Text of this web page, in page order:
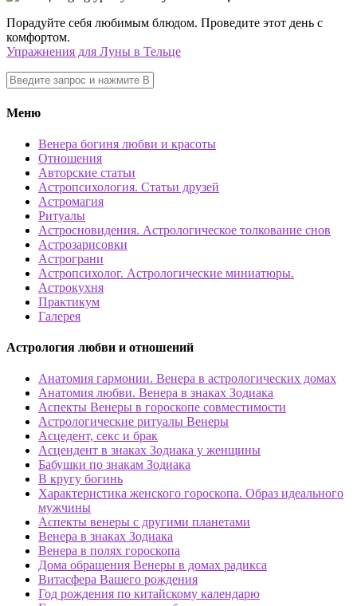
Порадуйте себя любимым блюдом. Проведите этот день с
комфортом.
Упражнения для Луны в Тельце
Меню
Венера богиня любви и красоты
Отношения
Авторские статьи
Астропсихология. Статьи друзей
Астромагия
Ритуалы
Астросновидения. Астрологическое толкование снов
Астрозарисовки
Астрограни
Астропсихолог. Астрологические миниатюры.
Астрокухня
Практикум
Галерея
Астрология любви и отношений
Анатомия гармонии. Венера в астрологических домах
Анатомия любви. Венера в знаках Зодиака
Аспекты Венеры в гороскопе совместимости
Астрологические ритуалы Венеры
Асцедент, секс и брак
Асцендент в знаках Зодиака у женщины
Бабушки по знакам Зодиака
В кругу богинь
Характеристика женского гороскопа. Образ идеального
мужчины
Аспекты венеры с другими планетами
Венера в знаках Зодиака
Венера в полях гороскопа
Дома обращения Венеры в домах радикса
Витасфера Вашего рождения
Год рождения по китайскому календарю